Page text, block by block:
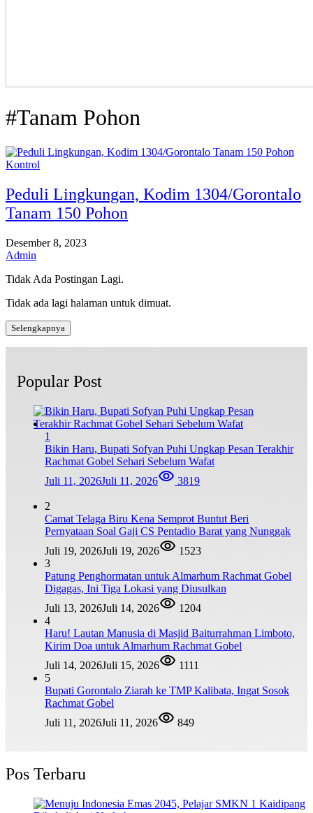
#Tanam Pohon
Kontrol
Peduli Lingkungan, Kodim 1304/Gorontalo
Tanam 150 Pohon
Desember 8, 2023
Admin
Tidak Ada Postingan Lagi.
Tidak ada lagi halaman untuk dimuat.
Selengkapnya
Popular Post
1
Bikin Haru, Bupati Sofyan Puhi Ungkap Pesan Terakhir
Rachmat Gobel Sehari Sebelum Wafat
Juli 11, 2026Juli 11, 2026 3819
2
Camat Telaga Biru Kena Semprot Buntut Beri
Pernyataan Soal Gaji CS Pentadio Barat yang Nunggak
Juli 19, 2026Juli 19, 2026
1523
3
Patung Penghormatan untuk Almarhum Rachmat Gobel
Digagas, Ini Tiga Lokasi yang Diusulkan
Juli 13, 2026Juli 14, 2026
1204
4
Haru! Lautan Manusia di Masjid Baiturrahman Limboto,
Kirim Doa untuk Almarhum Rachmat Gobel
Juli 14, 2026Juli 15, 2026
1111
5
Bupati Gorontalo Ziarah ke TMP Kalibata, Ingat Sosok
Rachmat Gobel
Juli 11, 2026Juli 11, 2026 849
Pos Terbaru